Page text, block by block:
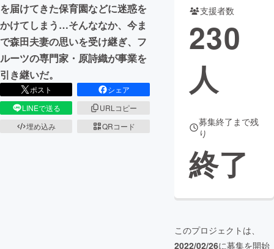
を届けてきた保育園などに迷惑を
かけてしまう…そんななか、今ま
で森田夫妻の思いを受け継ぎ、フ
ルーツの専門家・原詩織が事業を
引き継いだ。
ポスト
シェア
LINEで送る
URLコピー
埋め込み
QRコード
支援者数
230
人
募集終了まで残
り
終了
このプロジェクトは、
2022/02/26に募集を開始